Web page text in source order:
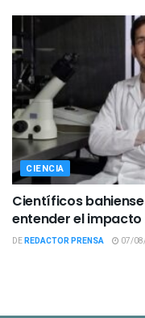
CIENCIA
Científicos
entender el
DEREDACTOR PRENSA 07/